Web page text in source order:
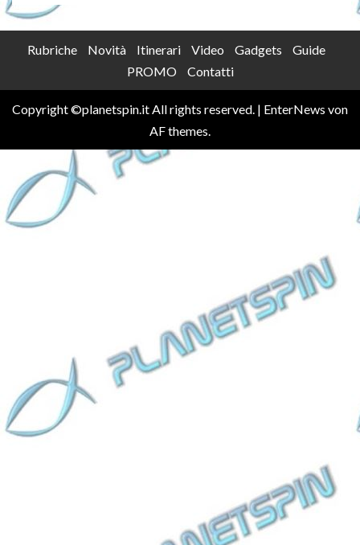
Rubriche Novità Itinerari Video Gadgets
Guide
PROMO
Contatti
Copyright ©planetspin.it All rights reserved. | EnterNews von
AF themes.